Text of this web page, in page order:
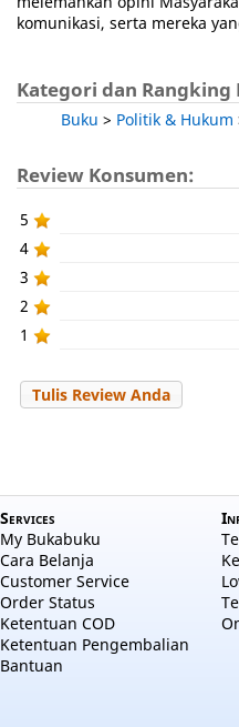
komunikasi, serta mereka
Kategori dan Rangking
Buku > Politik & Hukum
Review Konsumen:
5
4
3
2
1
Tulis Review Anda
Services
My Bukabuku
Cara Belanja
Customer Service
Order Status
Ketentuan COD
Ketentuan Pengembalian
Bantuan